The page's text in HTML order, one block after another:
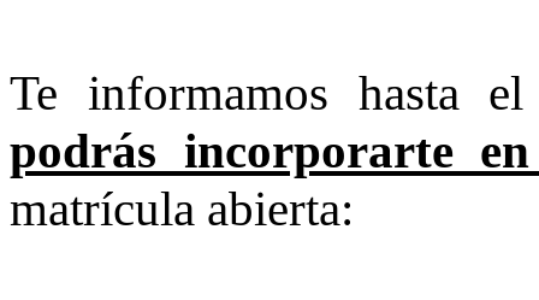
Te informamos hasta
podrás incorporarte
matrícula abierta: